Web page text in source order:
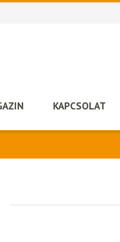
KAPCSOLAT